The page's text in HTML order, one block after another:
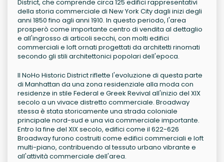
District, che comprende circa 125 edifici rappresentativi
della storia commerciale di New York City dagli inizi degli
anni 1850 fino agli anni 1910. In questo periodo, l'area
prosperò come importante centro di vendita al dettaglio
e all'ingrosso di articoli secchi, con molti edifici
commerciali e loft ornati progettati da architetti rinomati
secondo gli stili architettonici popolari dell'epoca.
Il NoHo Historic District riflette l'evoluzione di questa parte
di Manhattan da una zona residenziale alla moda con
residenze in stile Federal e Greek Revival all'inizio del XIX
secolo a un vivace distretto commerciale. Broadway
stessa è stata storicamente una strada coloniale
principale nord-sud e una via commerciale importante.
Entro la fine del XIX secolo, edifici come il 622-626
Broadway furono costruiti come edifici commerciali e loft
multi-piano, contribuendo al tessuto urbano vibrante e
all'attività commerciale dell'area.